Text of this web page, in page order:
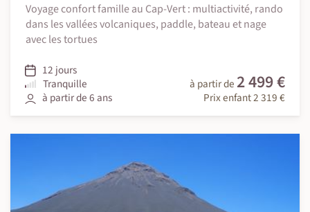
Voyage confort famille au Cap-Vert : multiactivité, rando
dans les vallées volcaniques, paddle, bateau et nage
avec les tortues
12 jours
Tranquille
à partir de 6 ans
à partir de 2 499 €
Prix enfant 2 319 €